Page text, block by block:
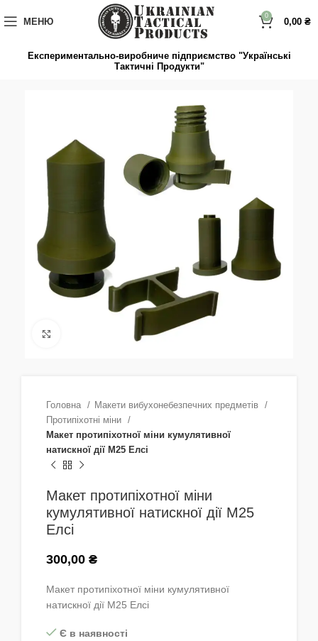
вмістуМЕНЮ
0
0,00 ₴
Експериментально-виробниче підприємство "Українські
Тактичні Продукти"
Натисніть, щоб збільшити
Головна
Макети вибухонебезпечних предметів
Протипіхотні міни
Макет протипіхотної міни кумулятивної
натискної дії М25 Елсі
Макет протипіхотної міни
кумулятивної натискної дії М25
Елсі
300,00 ₴
Макет протипіхотної міни кумулятивної
натискної дії М25 Елсі
Є в наявності